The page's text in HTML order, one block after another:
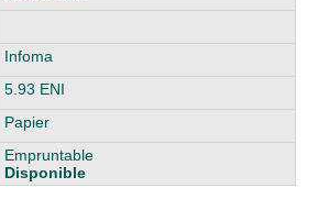
Infoma
5.93 ENI
Papier
Empruntable
Disponible